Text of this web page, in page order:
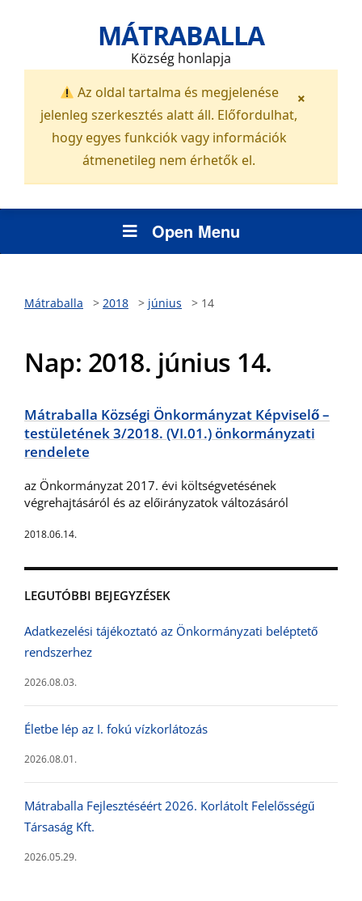
MÁTRABALLA
Község honlapja
Az oldal tartalma és megjelenése
jelenleg szerkesztés alatt áll. Előfordulhat,
hogy egyes funkciók vagy információk
átmenetileg nem érhetők el.
×
Open Menu
Mátraballa > 2018 > június > 14
LEGUTÓBBI BEJEGYZÉSEK
Adatkezelési tájékoztató az Önkormányzati beléptető
rendszerhez
2026.08.03.
Életbe lép az I. fokú vízkorlátozás
2026.08.01.
Mátraballa Fejlesztéséért 2026. Korlátolt Felelősségű
Társaság Kft.
2026.05.29.
Nap: 2018. június 14.
Mátraballa Községi Önkormányzat Képviselő –
testületének 3/2018. (VI.01.) önkormányzati
rendelete
az Önkormányzat 2017. évi költségvetésének
végrehajtásáról és az előirányzatok változásáról
2018.06.14.